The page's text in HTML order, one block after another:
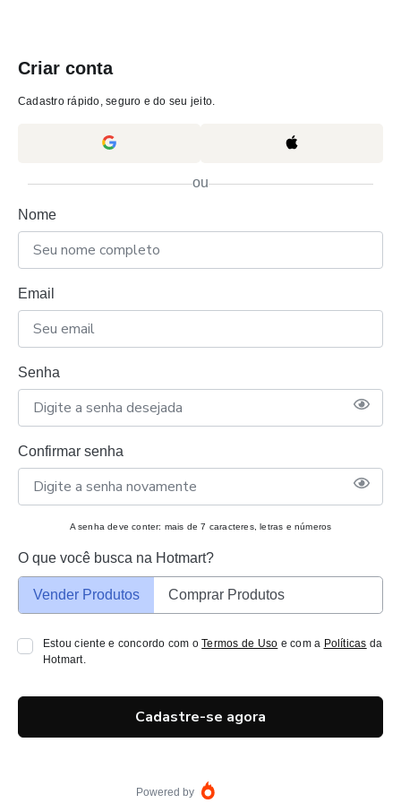
Criar conta
Cadastro rápido, seguro e do seu jeito.
ou
Nome
Email
Senha
Confirmar senha
A senha deve conter: mais de 7 caracteres, letras e números
O que você busca na Hotmart?
Vender Produtos Comprar Produtos
Estou ciente e concordo com oTermos de Uso e com a Políticas da
Hotmart.
Cadastre-se agora
Powered by